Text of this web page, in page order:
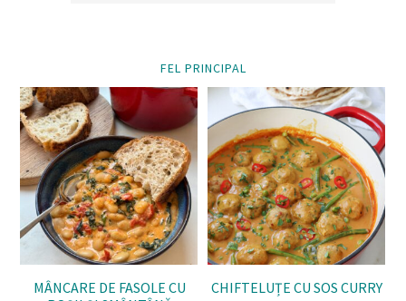
FEL PRINCIPAL
MÂNCARE DE FASOLE CU
CHIFTELUȚE CU SOS CURRY